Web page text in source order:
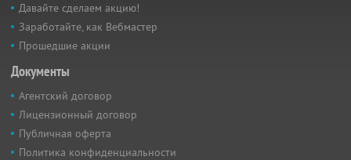
Давайте сделаем акцию!
Заработайте, как Вебмастер
Прошедшие акции
Документы
Агентский договор
Лицензионный договор
Публичная оферта
Политика конфиденциальности